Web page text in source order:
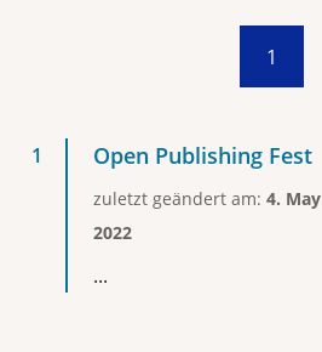
1
Open Publishing Fest
zuletzt geändert am: 4. May
2022
...